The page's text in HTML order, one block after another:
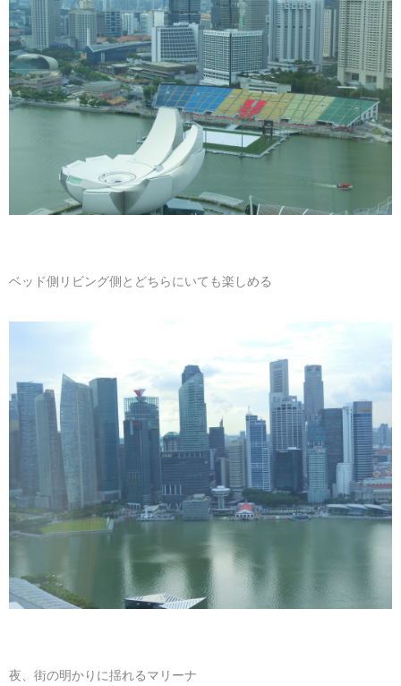
ベッド側リビング側とどちらにいても楽しめる
夜、街の明かりに揺れるマリーナ